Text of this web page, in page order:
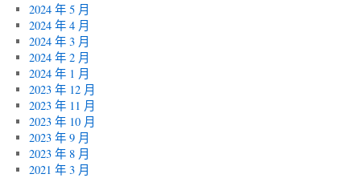
2024 年 5 月
2024 年 4 月
2024 年 3 月
2024 年 2 月
2024 年 1 月
2023 年 12 月
2023 年 11 月
2023 年 10 月
2023 年 9 月
2023 年 8 月
2021 年 3 月